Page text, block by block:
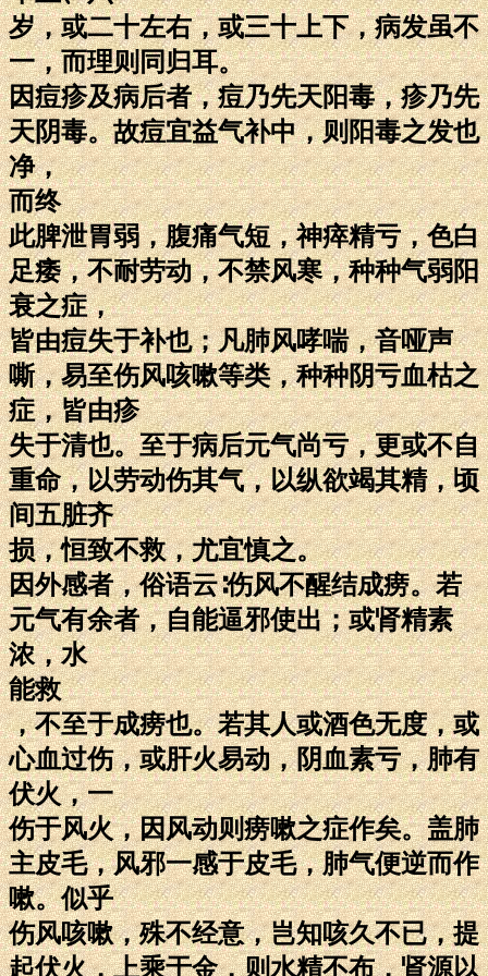
岁，或二十左右，或三十上下，病发虽不
一，而理则同归耳。
因痘疹及病后者，痘乃先天阳毒，疹乃先
天阴毒。故痘宜益气补中，则阳毒之发也
净，
而终
此脾泄胃弱，腹痛气短，神瘁精亏，色白
足痿，不耐劳动，不禁风寒，种种气弱阳
衰之症，
皆由痘失于补也；凡肺风哮喘，音哑声
嘶，易至伤风咳嗽等类，种种阴亏血枯之
症，皆由疹
失于清也。至于病后元气尚亏，更或不自
重命，以劳动伤其气，以纵欲竭其精，顷
间五脏齐
损，恒致不救，尤宜慎之。
因外感者，俗语云∶伤风不醒结成痨。若
元气有余者，自能逼邪使出；或肾精素
浓，水
能救
，不至于成痨也。若其人或酒色无度，或
心血过伤，或肝火易动，阴血素亏，肺有
伏火，一
伤于风火，因风动则痨嗽之症作矣。盖肺
主皮毛，风邪一感于皮毛，肺气便逆而作
嗽。似乎
伤风咳嗽，殊不经意，岂知咳久不已，提
起伏火，上乘于金，则水精不布，肾源以